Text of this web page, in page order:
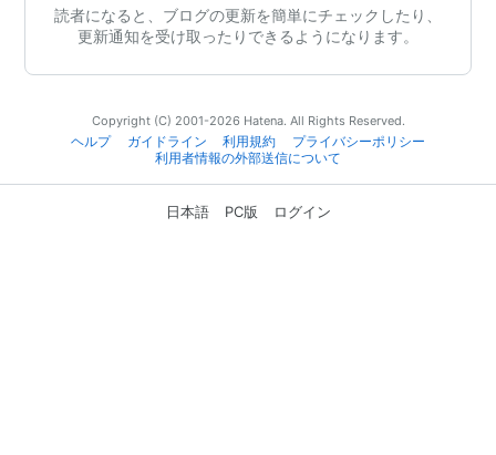
読者になると、ブログの更新を簡単にチェックしたり、
更新通知を受け取ったりできるようになります。
Copyright (C) 2001-2026 Hatena. All Rights Reserved.
ヘルプ
ガイドライン 利用規約
プライバシーポリシー
利用者情報の外部送信について
日本語 PC版 ログイン